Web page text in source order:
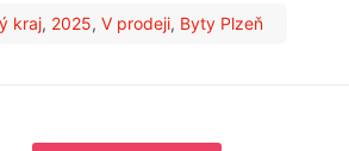
kraj, 2025, V prodeji, Byty Plzeň